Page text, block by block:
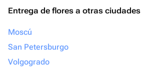
Entrega de flores a otras ciudades
Moscú
San Petersburgo
Volgogrado